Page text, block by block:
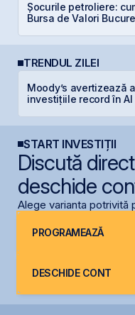
Șocurile petroliere:
Bursa de Valori
TRENDUL ZILEI
Moody’s avertizează
investițiile record în AI
START INVESTIȚII
Discută
deschide
Alege varianta potrivită
PROGRAMEAZĂ
DESCHIDE CONT